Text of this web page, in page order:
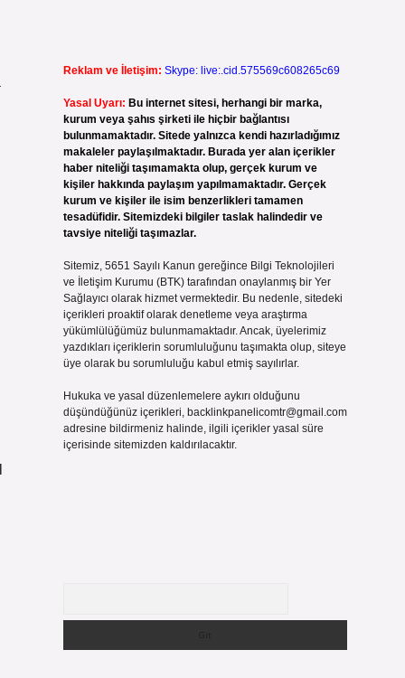
Reklam ve İletişim: Skype: live:.cid.575569c608265c69
Yasal Uyarı: Bu internet sitesi, herhangi bir marka,
kurum veya şahıs şirketi ile hiçbir bağlantısı
bulunmamaktadır. Sitede yalnızca kendi hazırladığımız
makaleler paylaşılmaktadır. Burada yer alan içerikler
haber niteliği taşımamakta olup, gerçek kurum ve
kişiler hakkında paylaşım yapılmamaktadır. Gerçek
kurum ve kişiler ile isim benzerlikleri tamamen
tesadüfidir. Sitemizdeki bilgiler taslak halindedir ve
tavsiye niteliği taşımazlar.
Sitemiz, 5651 Sayılı Kanun gereğince Bilgi Teknolojileri
ve İletişim Kurumu (BTK) tarafından onaylanmış bir Yer
Sağlayıcı olarak hizmet vermektedir. Bu nedenle, sitedeki
içerikleri proaktif olarak denetleme veya araştırma
yükümlülüğümüz bulunmamaktadır. Ancak, üyelerimiz
yazdıkları içeriklerin sorumluluğunu taşımakta olup, siteye
üye olarak bu sorumluluğu kabul etmiş sayılırlar.
Hukuka ve yasal düzenlemelere aykırı olduğunu
düşündüğünüz içerikleri, backlinkpanelicomtr@gmail.com
adresine bildirmeniz halinde, ilgili içerikler yasal süre
içerisinde sitemizden kaldırılacaktır.